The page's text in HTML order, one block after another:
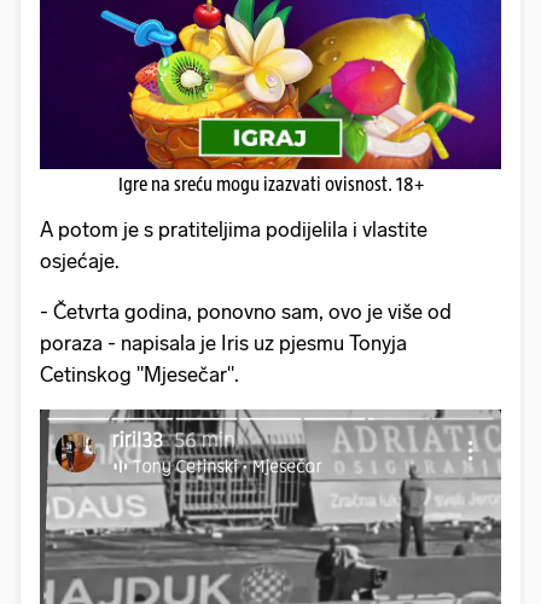
Igre na sreću mogu izazvati ovisnost. 18+
A potom je s pratiteljima podijelila i vlastite
osjećaje.
- Četvrta godina, ponovno sam, ovo je više od
poraza - napisala je Iris uz pjesmu Tonyja
Cetinskog "Mjesečar".